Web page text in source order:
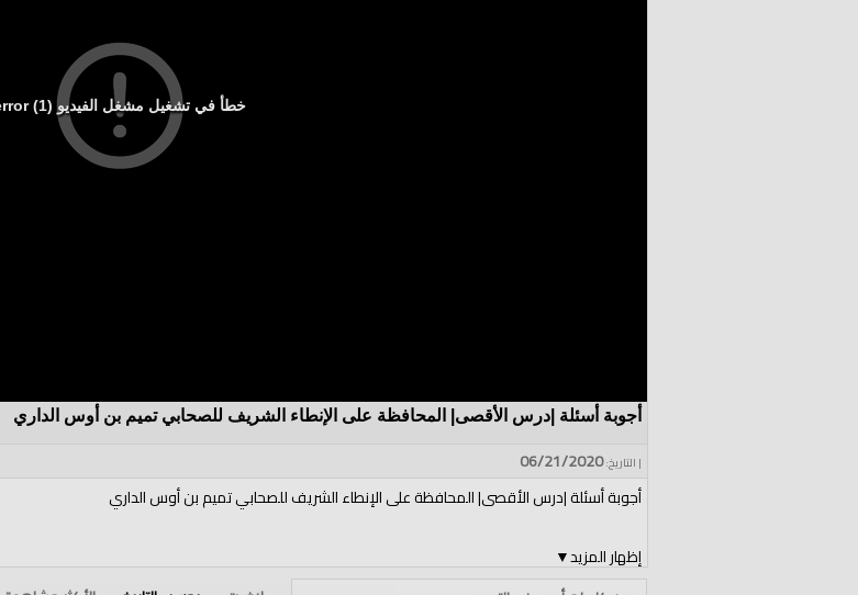
خطأ في تشغيل مشغل الفيديو (1) error
أجوبة أسئلة |درس الأقصى| المحافظة على الإنطاء الشريف للصحابي تميم بن أوس الداري
| التاريخ:06/21/2020
إظهار المزيد▼
أجوبة أسئلة |درس الأقصى| المحافظة على الإنطاء الشريف للصحابي تميم بن أوس الداري